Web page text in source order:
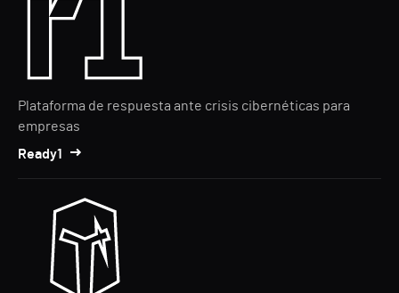
Plataforma de respuesta ante crisis cibernéticas para
empresas
Ready1